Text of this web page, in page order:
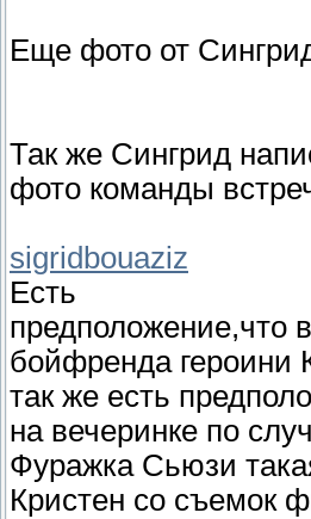
Еще фото от
Так же Сингрид
фото команды
sigridbouaziz
Есть
предположение,что
бойфренда героини
так же есть
на вечеринке по
Фуражка Сьюзи
Кристен со съемок